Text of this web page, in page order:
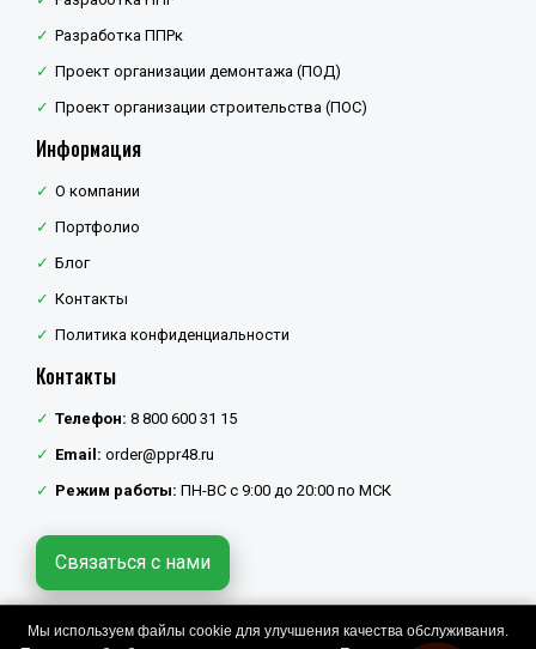
Разработка ППРк
Проект организации демонтажа (ПОД)
Проект организации строительства (ПОС)
Информация
О компании
Портфолио
Блог
Контакты
Политика конфиденциальности
Контакты
Телефон: 8 800 600 31 15
Email: order@ppr48.ru
Режим работы: ПН-ВС с 9:00 до 20:00 по МСК
Связаться с нами
Мы используем файлы cookie для улучшения качества обслуживания.